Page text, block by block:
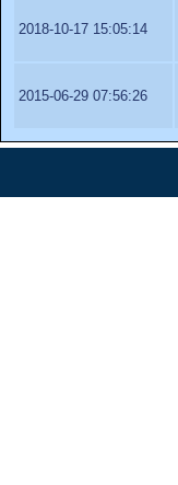
2018-10-17 15:05:14
2015-06-29 07:56:26